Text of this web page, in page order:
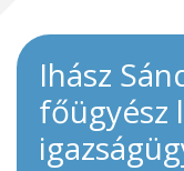
Ihász
főügyész